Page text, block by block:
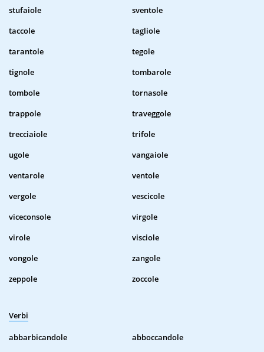
stufaiole
sventole
taccole
tagliole
tarantole
tegole
tignole
tombarole
tombole
tornasole
trappole
traveggole
trecciaiole
trifole
ugole
vangaiole
ventarole
ventole
vergole
vescicole
viceconsole
virgole
virole
visciole
vongole
zangole
zeppole
zoccole
Verbi
abbarbicandole
abboccandole